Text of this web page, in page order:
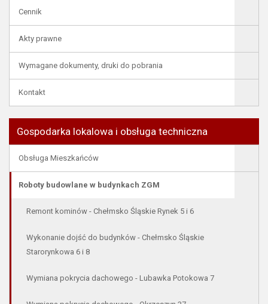
Cennik
Akty prawne
Wymagane dokumenty, druki do pobrania
Kontakt
Gospodarka lokalowa i obsługa techniczna
Obsługa Mieszkańców
Roboty budowlane w budynkach ZGM
Remont kominów - Chełmsko Śląskie Rynek 5 i 6
Wykonanie dojść do budynków - Chełmsko Śląskie
Starorynkowa 6 i 8
Wymiana pokrycia dachowego - Lubawka Potokowa 7